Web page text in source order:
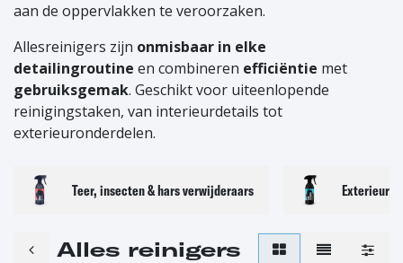
aan de oppervlakken te veroorzaken.
Allesreinigers zijn onmisbaar in elke
detailingroutine en combineren efficiëntie met
gebruiksgemak. Geschikt voor uiteenlopende
reinigingstaken, van interieurdetails tot
exterieuronderdelen.
Teer, insecten & hars verwijderaars Exterieur
Alles reinigers